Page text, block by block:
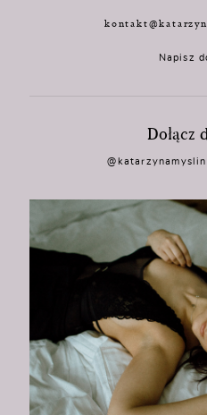
Napisz
Dołącz